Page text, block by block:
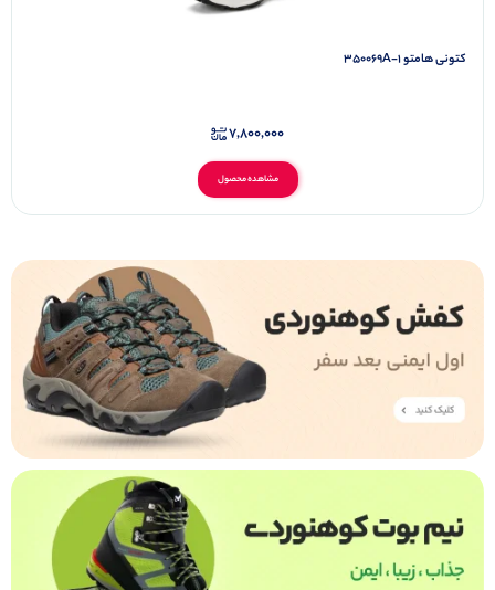
کتونی هامتو 350069A-1
مشاهده محصول
7,800,000